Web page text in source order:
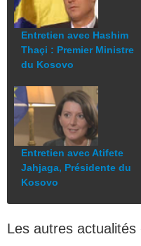
Entretien avec Hashim
Thaçi : Premier Ministre
du Kosovo
Entretien avec Atifete
Jahjaga, Présidente du
Kosovo
Les autres actualités